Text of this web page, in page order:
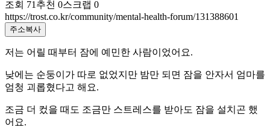
조회 71 추천 0스크랩 0
https://trost.co.kr/community/mental-health-forum/131388601
주소복사
저는 어릴 때부터 잠에 예민한 사람이었어요.
낮에는 순둥이가 따로 없었지만 밤만 되면 잠을 안자서 엄마를
엄청 괴롭혔다고 해요.
조금 더 컸을 때도 조금만 스트레스를 받아도 잠을 설치곤 했
어요.